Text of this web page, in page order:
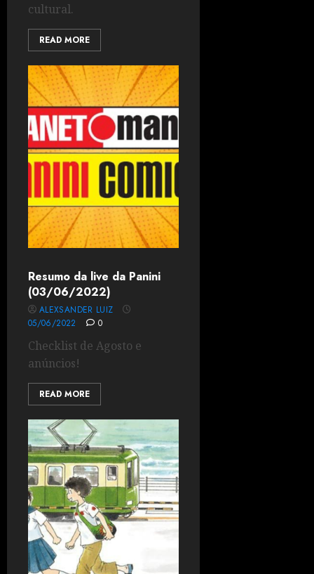
cultural.
READ MORE
Resumo da live da Panini
(03/06/2022)
ALEXSANDER LUIZ
05/06/2022
0
Checklist de Agosto e
anúncios!
READ MORE